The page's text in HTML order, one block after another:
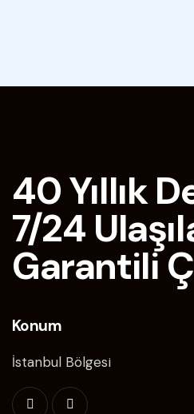
40 Yıllık
7/24
Garantili
Konum
İstanbul Bölgesi